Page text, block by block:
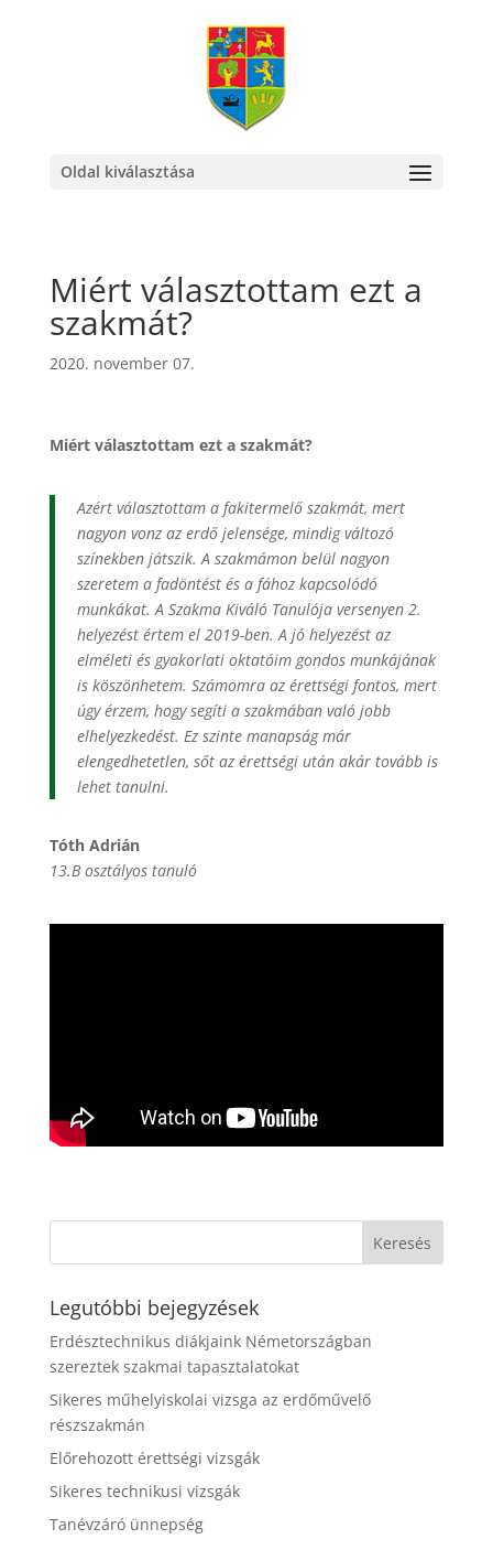
Oldal kiválasztása
Miért választottam ezt a
szakmát?
2020. november 07.
Miért választottam ezt a szakmát?
Azért választottam a fakitermelő szakmát, mert
nagyon vonz az erdő jelensége, mindig változó
színekben játszik. A szakmámon belül nagyon
szeretem a fadöntést és a fához kapcsolódó
munkákat. A Szakma Kiváló Tanulója versenyen 2.
helyezést értem el 2019-ben. A jó helyezést az
elméleti és gyakorlati oktatóim gondos munkájának
is köszönhetem. Számomra az érettségi fontos, mert
úgy érzem, hogy segíti a szakmában való jobb
elhelyezkedést. Ez szinte manapság már
elengedhetetlen, sőt az érettségi után akár tovább is
lehet tanulni.
Tóth Adrián
13.B osztályos tanuló
Legutóbbi bejegyzések
Erdésztechnikus diákjaink Németországban
szereztek szakmai tapasztalatokat
Sikeres műhelyiskolai vizsga az erdőművelő
részszakmán
Előrehozott érettségi vizsgák
Sikeres technikusi vizsgák
Tanévzáró ünnepség